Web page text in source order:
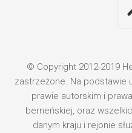
© Copyright 2012-2019
zastrzeżone. Na podstawie
prawie autorskim i
berneńskiej, oraz
danym kraju i rejonie